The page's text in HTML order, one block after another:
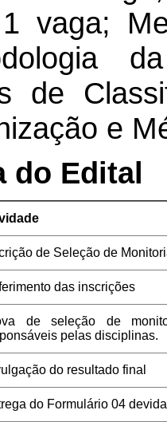
vaga;
de
e
do Edital
de Seleção de
das inscrições
de seleção de
pelas disciplinas.
do resultado final
do Formulário 04